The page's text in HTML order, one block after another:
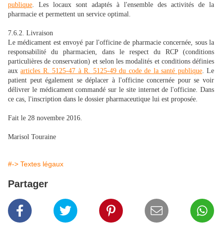
publique . Les locaux sont adaptés à l'ensemble des activités de la
pharmacie et permettent un service optimal.
7.6.2. Livraison
Le médicament est envoyé par l'officine de pharmacie concernée, sous la
responsabilité du pharmacien, dans le respect du RCP (conditions
particulières de conservation) et selon les modalités et conditions définies
auxarticles R. 5125-47 à R. 5125-49 du code de la santé publique. Le
patient peut également se déplacer à l'officine concernée pour se voir
délivrer le médicament commandé sur le site internet de l'officine. Dans
ce cas, l'inscription dans le dossier pharmaceutique lui est proposée.
Fait le 28 novembre 2016.
Marisol Touraine
#-> Textes légaux
Partager